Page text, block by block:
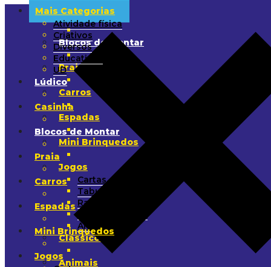
Casinha
Blocos de Montar
Praia
Carros
Espadas
Mini Brinquedos
Jogos
Cartas
Tabuleiro
Raciocínio
Quebra-Cabeça
Arremesso
Clássicos
Animais
Mais Categorias
Atividade física
Criativos
Diversos
Educativos
UD
Lúdico
Casinha
Blocos de Montar
Praia
Carros
Espadas
Mini Brinquedos
Jogos